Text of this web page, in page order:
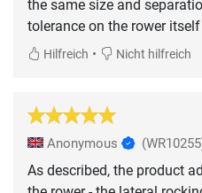
the same size and
tolerance on the rower itself
Hilfreich • Nicht hilfreich
Anonymous
As described, the product